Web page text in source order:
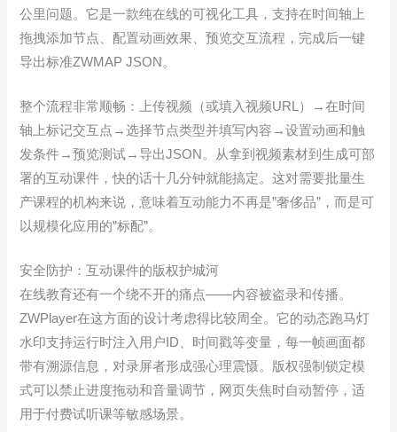
公里问题。它是一款纯在线的可视化工具，支持在时间轴上
拖拽添加节点、配置动画效果、预览交互流程，完成后一键
导出标准ZWMAP JSON。
整个流程非常顺畅：上传视频（或填入视频URL）→在时间
轴上标记交互点→选择节点类型并填写内容→设置动画和触
发条件→预览测试→导出JSON。从拿到视频素材到生成可部
署的互动课件，快的话十几分钟就能搞定。这对需要批量生
产课程的机构来说，意味着互动能力不再是”奢侈品”，而是可
以规模化应用的”标配”。
安全防护：互动课件的版权护城河
在线教育还有一个绕不开的痛点——内容被盗录和传播。
ZWPlayer在这方面的设计考虑得比较周全。它的动态跑马灯
水印支持运行时注入用户ID、时间戳等变量，每一帧画面都
带有溯源信息，对录屏者形成强心理震慑。版权强制锁定模
式可以禁止进度拖动和音量调节，网页失焦时自动暂停，适
用于付费试听课等敏感场景。